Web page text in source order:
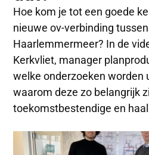
Hoe kom je tot een goede
nieuwe ov-verbinding
Haarlemmermeer? In de
Kerkvliet, manager
welke onderzoeken worden
waarom deze zo belangrijk
toekomstbestendige en